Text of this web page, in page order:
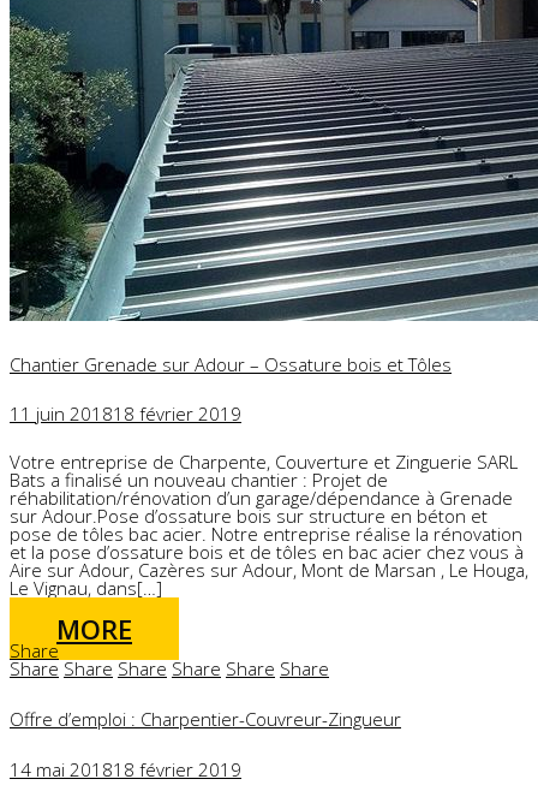
Chantier Grenade sur Adour – Ossature bois et Tôles
11 juin 201818 février 2019
Votre entreprise de Charpente, Couverture et Zinguerie SARL
Bats a finalisé un nouveau chantier : Projet de
réhabilitation/rénovation d’un garage/dépendance à Grenade
sur Adour.Pose d’ossature bois sur structure en béton et
pose de tôles bac acier. Notre entreprise réalise la rénovation
et la pose d’ossature bois et de tôles en bac acier chez vous à
Aire sur Adour, Cazères sur Adour, Mont de Marsan , Le Houga,
Le Vignau, dans[…]
MORE
Share
Share Share Share Share Share Share
Offre d’emploi : Charpentier-Couvreur-Zingueur
14 mai 201818 février 2019